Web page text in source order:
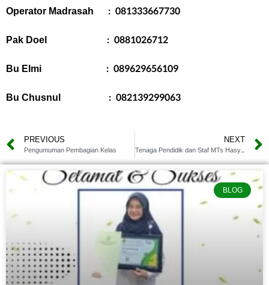
Operator Madrasah : 081333667730
Pak Doel : 0881026712
Bu Elmi : 089629656109
Bu Chusnul : 082139299063
PREVIOUS
Pengumuman Pembagian Kelas
NEXT
Tenaga Pendidik dan Staf MTs Hasyim Asy’ari
BLOG